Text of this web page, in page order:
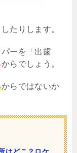
たりします。
ーを「出歯
からでしょう。
からではないか